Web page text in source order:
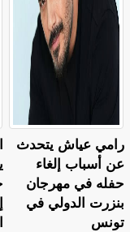
رامي عياش يتحدث
عن أسباب إلغاء
حفله في مهرجان
بنزرت الدولي في
تونس